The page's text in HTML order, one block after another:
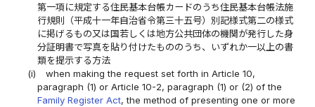
第一項に規定する住民基本台帳カードのうち住民基本台帳法施
行規則（平成十一年自治省令第三十五号）別記様式第二の様式
に掲げるもの又は国若しくは地方公共団体の機関が発行した身
分証明書で写真を貼り付けたもののうち、いずれか一以上の書
類を提示する方法
(i)
when making the request set forth in Article 10,
paragraph (1) or Article 10-2, paragraph (1) or (2) of the
Family Register Act, the method of presenting one or more